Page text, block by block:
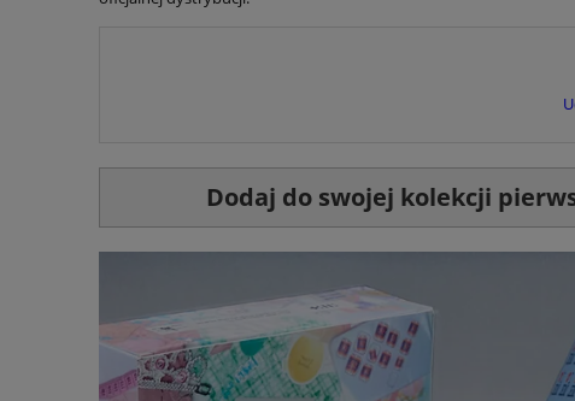
Dodaj do swojej kolekcji